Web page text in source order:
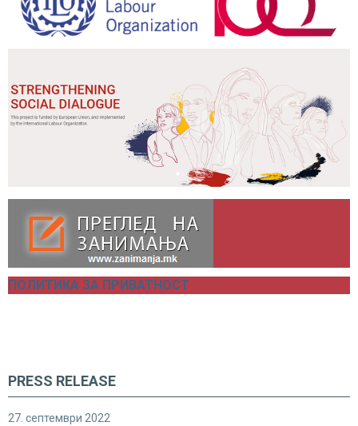
ПОЛИТИКА ЗА ПРИВАТНОСТ
PRESS RELEASE
27. септември 2022